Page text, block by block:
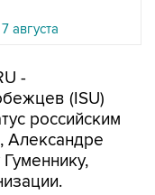
августа
-
(ISU)
российским
Александре